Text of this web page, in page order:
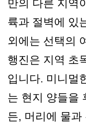
만의 다른 지역
륙과 절벽에 있
외에는 선택의
행진은 지역 초
입니다. 미니멀
는 현지 양들을
든, 머리에 물